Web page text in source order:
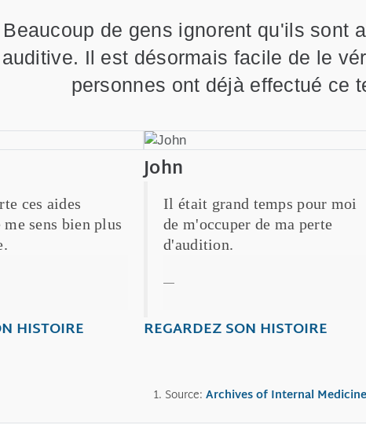
Beaucoup de gens ignorent qu'ils sont
auditive. Il est désormais facile de le
personnes ont déjà effectué ce
ces aides
sens bien plus
HISTOIRE
John
Il était grand temps pour moi
de m'occuper de ma perte
d'audition.
REGARDEZ SON HISTOIRE
Source: Archives of Internal Medicine